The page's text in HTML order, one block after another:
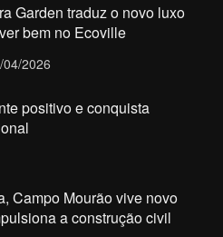
Garden traduz o novo luxo
bem no Ecoville
04/2026
positivo e conquista
Campo Mourão vive novo
a construção civil